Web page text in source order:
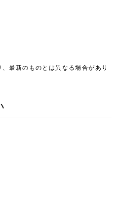
最新のものとは異なる場合があり